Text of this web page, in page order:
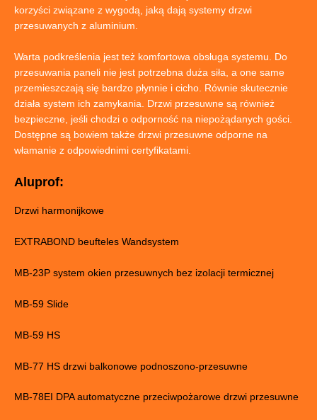
korzyści związane z wygodą, jaką dają systemy drzwi
przesuwanych z aluminium.
Warta podkreślenia jest też komfortowa obsługa systemu. Do
przesuwania paneli nie jest potrzebna duża siła, a one same
przemieszczają się bardzo płynnie i cicho. Równie skutecznie
działa system ich zamykania. Drzwi przesuwne są również
bezpieczne, jeśli chodzi o odporność na niepożądanych gości.
Dostępne są bowiem także drzwi przesuwne odporne na
włamanie z odpowiednimi certyfikatami.
Aluprof:
Drzwi harmonijkowe
EXTRABOND beufteles Wandsystem
MB-23P system okien przesuwnych bez izolacji termicznej
MB-59 Slide
MB-59 HS
MB-77 HS drzwi balkonowe podnoszono-przesuwne
MB-78EI DPA automatyczne przeciwpożarowe drzwi przesuwne